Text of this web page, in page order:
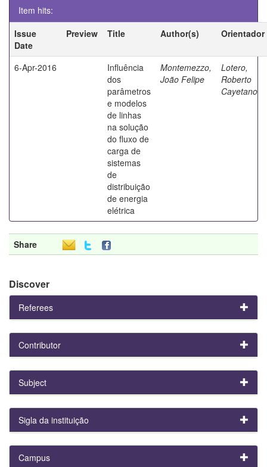
Item hits:
Issue
Date
Preview Title Author(s) Orientador
6-Apr-2016
Influência
dos
parâmetros
e modelos
de linhas
na solução
do fluxo de
carga de
sistemas
de
distribuição
de energia
elétrica
Montemezzo,
João Felipe
Lotero,
Roberto
Cayetano
Share
Discover
Referees
Contributor
Subject
Sigla da instituição
Campus